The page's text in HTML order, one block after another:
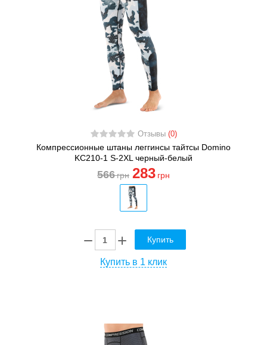
Отзывы (0)
Компрессионные штаны леггинсы тайтсы Domino
KC210-1 S-2XL черный-белый
566грн 283 грн
Купить
Купить в 1 клик